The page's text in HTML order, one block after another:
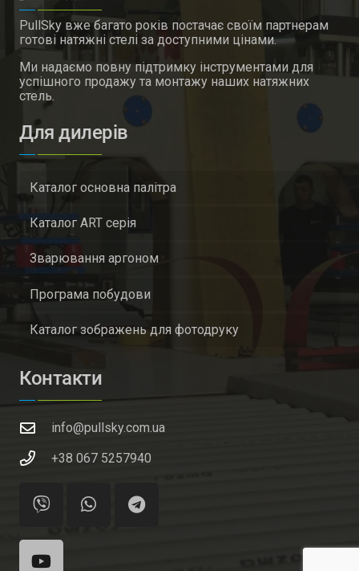
PullSky вже багато років постачає своїм партнерам
готові натяжні стелі за доступними цінами.
Ми надаємо повну підтримку інструментами для
успішного продажу та монтажу наших натяжних
стель.
Для дилерів
Каталог основна палітра
Каталог ART серія
Зварювання аргоном
Програма побудови
Каталог зображень для фотодруку
Контакти
info@pullsky.com.ua
+38 067 5257940